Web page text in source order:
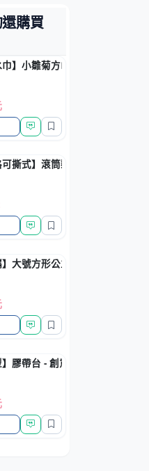
購買
巾】小雛菊方巾-加厚速乾擦手巾
可撕式】滾筒黏毛器 - 寵物毛髮
】大號方形公主鏡 - 時尚化妝鏡
】膠帶台 - 創意透明膠帶切割器